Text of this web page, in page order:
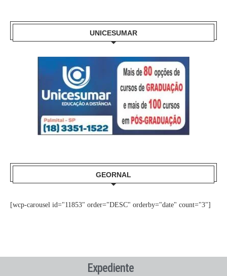
UNICESUMAR
GEORNAL
[wcp-carousel id="11853" order="DESC" orderby="date" count="3"]
Expediente